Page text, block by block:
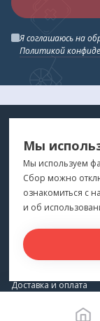
Я соглашаюсь на
Политикой
ДЛЯ ВАС
"Медтехника для
ПОКУПАТЕЛЯМ
Каталог
Бренды
Для оптовиков
Доставка и оплата
Мы
Мы используем
Сбор можно
ознакомиться с
и об